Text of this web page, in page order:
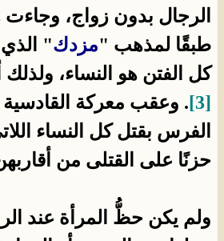
الرجال بدون زواج، وجاءت
طبقًا لمذهب "مزدك"
كل الفتن هو النساء، ولذلك
[3]
. وعقب معركة
الفرس بقتل كل النساء
حزنًا على القتلى من
ولم يكن حظُّ المرأة عند